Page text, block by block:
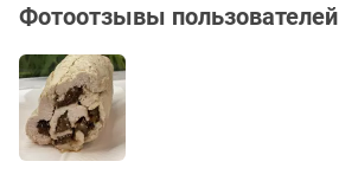
Фотоотзывы пользователей